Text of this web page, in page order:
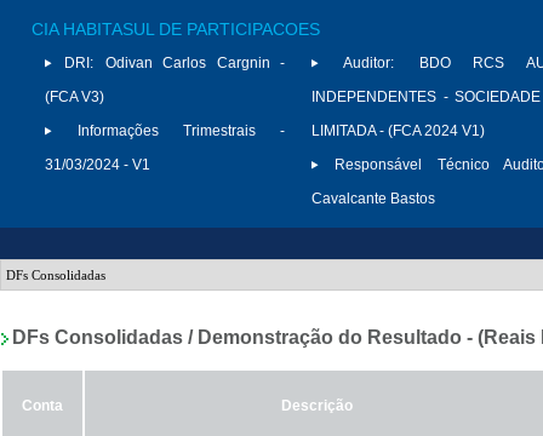
CIA HABITASUL DE PARTICIPACOES
DRI:
Odivan Carlos Cargnin -
(FCA V3)
Informações Trimestrais -
31/03/2024 - V1
Auditor:
BDO RCS
INDEPENDENTES -
LIMITADA - (FCA 2024 V1)
Responsável Técnico
Cavalcante Bastos